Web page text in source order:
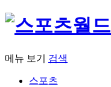
메뉴 보기 검색
스포츠